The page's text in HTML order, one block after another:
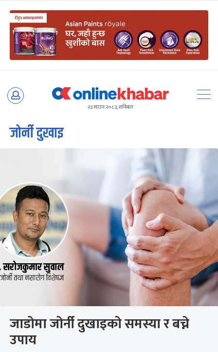
Skip
२३ साउन २०८३, शनिबार
जोर्नी दुखाइ
जाडोमा जोर्नी दुखाइको समस्या र बच्ने
उपाय